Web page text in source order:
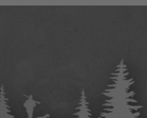
Merkzettel
hinzufügen